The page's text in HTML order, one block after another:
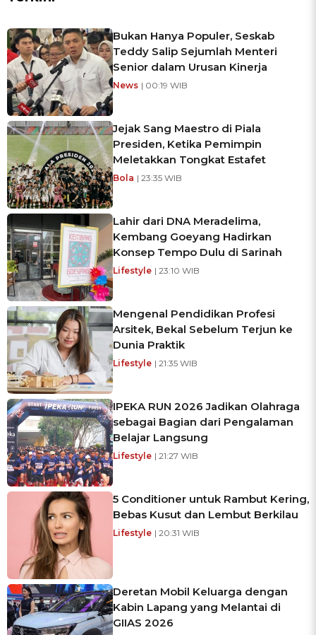
Bukan Hanya Populer, Seskab
Teddy Salip Sejumlah Menteri
Senior dalam Urusan Kinerja
News | 00:19 WIB
Jejak Sang Maestro di Piala
Presiden, Ketika Pemimpin
Meletakkan Tongkat Estafet
Bola | 23:35 WIB
Lahir dari DNA Meradelima,
Kembang Goeyang Hadirkan
Konsep Tempo Dulu di Sarinah
Lifestyle | 23:10 WIB
Mengenal Pendidikan Profesi
Arsitek, Bekal Sebelum Terjun ke
Dunia Praktik
Lifestyle | 21:35 WIB
IPEKA RUN 2026 Jadikan Olahraga
sebagai Bagian dari Pengalaman
Belajar Langsung
Lifestyle | 21:27 WIB
5 Conditioner untuk Rambut Kering,
Bebas Kusut dan Lembut Berkilau
Lifestyle | 20:31 WIB
Deretan Mobil Keluarga dengan
Kabin Lapang yang Melantai di
GIIAS 2026